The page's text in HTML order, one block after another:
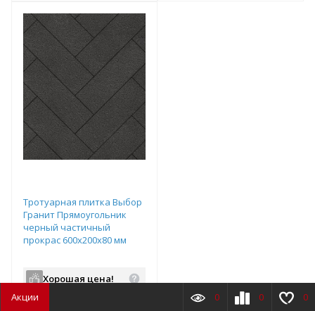
Тротуарная плитка Выбор
Гранит Прямоугольник
черный частичный
прокрас 600х200х80 мм
Хорошая цена!
Акции 0 0 0